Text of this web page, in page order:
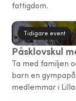
fattigdom.
Tidigare event
Påsklovskul
Ta med familjen
barn en
medlemmar i